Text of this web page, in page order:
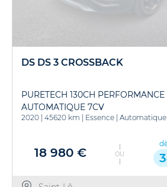
DS DS 3 CROSSBACK
PURETECH 130CH PERFORMANCE
AUTOMATIQUE 7CV
2020 45620 km Essence Automatique
18 980 € OU